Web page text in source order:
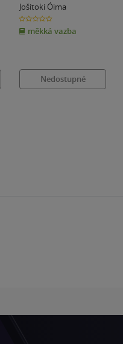
Jošitoki Óima
0.0
z
5
hvězdiček
měkká vazba
Nedostupné